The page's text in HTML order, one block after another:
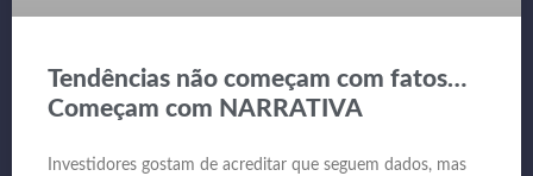
Tendências não começam com fatos…
Começam com NARRATIVA
Investidores gostam de acreditar que seguem dados, mas